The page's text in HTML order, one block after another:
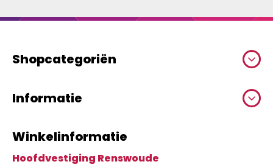
Shopcategoriën
Informatie
Winkelinformatie
Hoofdvestiging Renswoude